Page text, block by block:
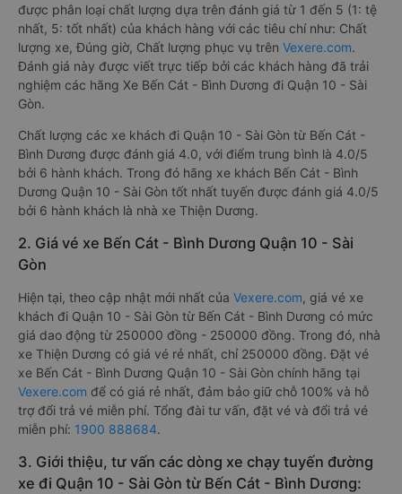
được phân loại chất lượng dựa trên đánh giá từ 1 đến 5 (1: tệ
nhất, 5: tốt nhất) của khách hàng với các tiêu chí như: Chất
lượng xe, Đúng giờ, Chất lượng phục vụ trên Vexere.com.
Đánh giá này được viết trực tiếp bởi các khách hàng đã trải
nghiệm các hãng Xe Bến Cát - Bình Dương đi Quận 10 - Sài
Gòn.
Chất lượng các xe khách đi Quận 10 - Sài Gòn từ Bến Cát -
Bình Dương được đánh giá 4.0, với điểm trung bình là 4.0/5
bởi 6 hành khách. Trong đó hãng xe khách Bến Cát - Bình
Dương Quận 10 - Sài Gòn tốt nhất tuyến được đánh giá 4.0/5
bởi 6 hành khách là nhà xe Thiện Dương.
2. Giá vé xe Bến Cát - Bình Dương Quận 10 - Sài
Gòn
Hiện tại, theo cập nhật mới nhất của Vexere.com, giá vé xe
khách đi Quận 10 - Sài Gòn từ Bến Cát - Bình Dương có mức
giá dao động từ 250000 đồng - 250000 đồng. Trong đó, nhà
xe Thiện Dương có giá vé rẻ nhất, chỉ 250000 đồng. Đặt vé
xe Bến Cát - Bình Dương Quận 10 - Sài Gòn chính hãng tại
Vexere.com để có giá rẻ nhất, đảm bảo giữ chỗ 100% và hỗ
trợ đổi trả vé miễn phí. Tổng đài tư vấn, đặt vé và đổi trả vé
miễn phí: 1900 888684.
3. Giới thiệu, tư vấn các dòng xe chạy tuyến đường
xe đi Quận 10 - Sài Gòn từ Bến Cát - Bình Dương: